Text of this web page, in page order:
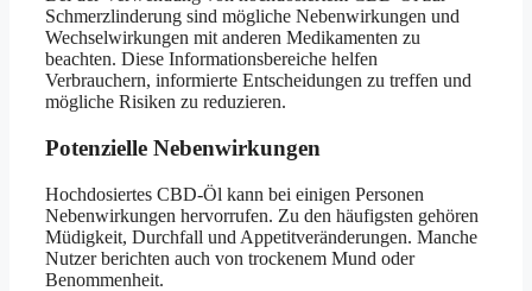
Schmerzlinderung sind mögliche Nebenwirkungen und
Wechselwirkungen mit anderen Medikamenten zu
beachten. Diese Informationsbereiche helfen
Verbrauchern, informierte Entscheidungen zu treffen und
mögliche Risiken zu reduzieren.
Potenzielle Nebenwirkungen
Hochdosiertes CBD-Öl kann bei einigen Personen
Nebenwirkungen hervorrufen. Zu den häufigsten gehören
Müdigkeit, Durchfall und Appetitveränderungen. Manche
Nutzer berichten auch von trockenem Mund oder
Benommenheit.